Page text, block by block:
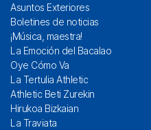
Asuntos Exteriores
Boletines de noticias
¡Música, maestra!
La Emoción del Bacalao
Oye Cómo Va
La Tertulia Athletic
Athletic Beti Zurekin
Hirukoa Bizkaian
La Traviata